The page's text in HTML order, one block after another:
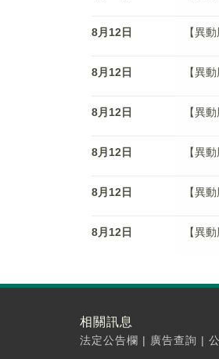
8月12日 【異
8月12日 【異
8月12日 【異
8月12日 【異
8月12日 【異
8月12日 【異
相關訊息
法定公告欄 | 廣告查詢 |